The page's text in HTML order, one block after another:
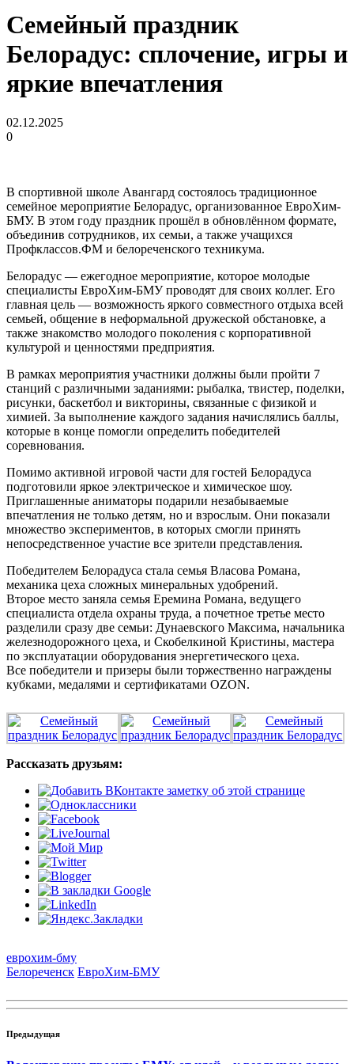
Семейный праздник
Белорадус: сплочение, игры и
яркие впечатления
02.12.2025
0
В спортивной школе Авангард состоялось традиционное
семейное мероприятие Белорадус, организованное ЕвроХим-
БМУ. В этом году праздник прошёл в обновлённом формате,
объединив сотрудников, их семьи, а также учащихся
Профклассов.ФМ и белореченского техникума.
Белорадус — ежегодное мероприятие, которое молодые
специалисты ЕвроХим-БМУ проводят для своих коллег. Его
главная цель — возможность яркого совместного отдыха всей
семьей, общение в неформальной дружеской обстановке, а
также знакомство молодого поколения с корпоративной
культурой и ценностями предприятия.
В рамках мероприятия участники должны были пройти 7
станций с различными заданиями: рыбалка, твистер, поделки,
рисунки, баскетбол и викторины, связанные с физикой и
химией. За выполнение каждого задания начислялись баллы,
которые в конце помогли определить победителей
соревнования.
Помимо активной игровой части для гостей Белорадуса
подготовили яркое электрическое и химическое шоу.
Приглашенные аниматоры подарили незабываемые
впечатления не только детям, но и взрослым. Они показали
множество экспериментов, в которых смогли принять
непосредственное участие все зрители представления.
Победителем Белорадуса стала семья Власова Романа,
механика цеха сложных минеральных удобрений.
Второе место заняла семья Еремина Романа, ведущего
специалиста отдела охраны труда, а почетное третье место
разделили сразу две семьи: Дунаевского Максима, начальника
железнодорожного цеха, и Скобелкиной Кристины, мастера
по эксплуатации оборудования энергетического цеха.
Все победители и призеры были торжественно награждены
кубками, медалями и сертификатами OZON.
Рассказать друзьям:
еврохим-бму
Белореченск ЕвроХим-БМУ
Предыдущая